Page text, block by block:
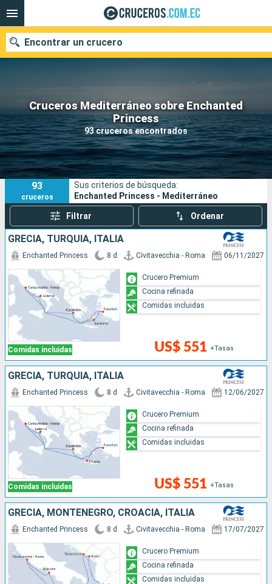
Cruceros Mediterráneo sobre Enchanted
Princess
93 cruceros encontrados
Encontrar un crucero
Nuestros destinos
Fecha de salida
Puertos Compañías
Buscar
93
cruceros
Sus criterios de búsqueda:
Enchanted Princess - Mediterráneo
Filtrar Ordenar
GRECIA, TURQUÍA, ITALIA
Comidas incluidas
Enchanted Princess 8 d Civitavecchia - Roma 06/11/2027
US$ 551 +Tasas
Crucero Premium
Cocina refinada
Comidas incluidas
GRECIA, TURQUÍA, ITALIA
Comidas incluidas
Enchanted Princess 8 d Civitavecchia - Roma 12/06/2027
US$ 551 +Tasas
Crucero Premium
Cocina refinada
Comidas incluidas
GRECIA, MONTENEGRO, CROACIA, ITALIA
Enchanted Princess 8 d Civitavecchia - Roma 17/07/2027
Crucero Premium
Cocina refinada
Comidas incluidas